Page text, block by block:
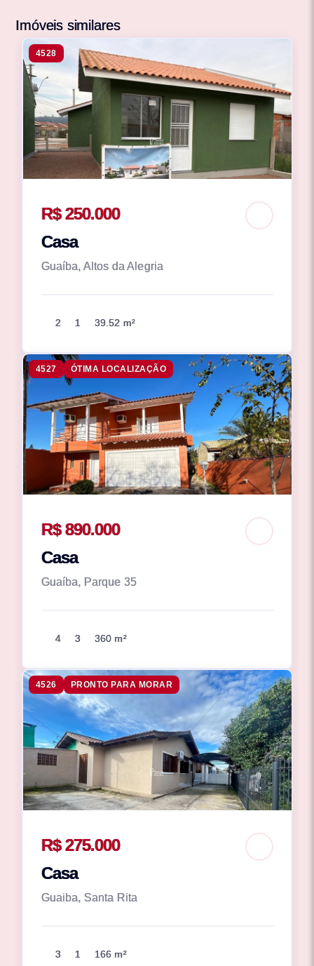
Imóveis similares
4528
R$ 250.000
Casa
Guaíba, Altos da Alegria
2 1 39.52 m²
4527 ÓTIMA LOCALIZAÇÃO
R$ 890.000
Casa
Guaíba, Parque 35
4 3 360 m²
4526 PRONTO PARA MORAR
R$ 275.000
Casa
Guaiba, Santa Rita
3 1 166 m²